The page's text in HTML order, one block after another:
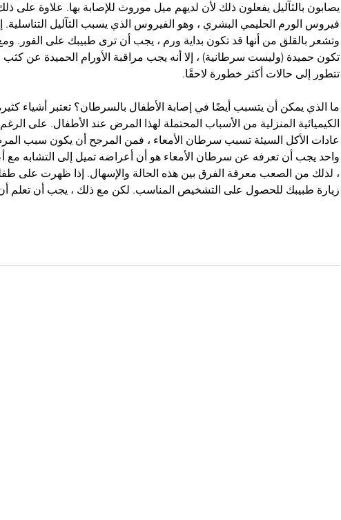
يصابون بالثآليل يفعلون ذلك لأن لديهم ميل موروث للإصابة بها. علاوة على
فيروس الورم الحليمي البشري ، وهو الفيروس الذي يسبب الثآليل
وتشعر بالقلق من أنها قد تكون بداية ورم ، يجب أن ترى طبيبك على الفور.
تكون حميدة (وليست سرطانية) ، إلا أنه يجب مراقبة الأورام الحميدة عن
تتطور إلى حالات أكثر خطورة لاحقًا.
ما الذي يمكن أن يتسبب أيضًا في إصابة الأطفال بالسرطان؟ تعتبر أشياء كثيرة
الكيميائية المنزلية من الأسباب المحتملة لهذا المرض عند الأطفال. على
عادات الأكل السيئة تسبب سرطان الأمعاء ، فمن المرجح أن يكون سبب
واحد يجب أن تعرفه عن سرطان الأمعاء هو أن أعراضه تميل إلى التشابه
، لذلك من الصعب معرفة الفرق بين هذه الحالة والإسهال. إذا ظهرت على
زيارة طبيبك للحصول على التشخيص المناسب. لكن مع ذلك ، يجب أن تعلم